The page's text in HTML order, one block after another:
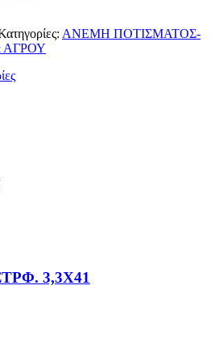
ΑΝΕΜΗ ΠΟΤΙΣΜΑΤΟΣ-
ΑΓΡΟΥ
3,3Χ41